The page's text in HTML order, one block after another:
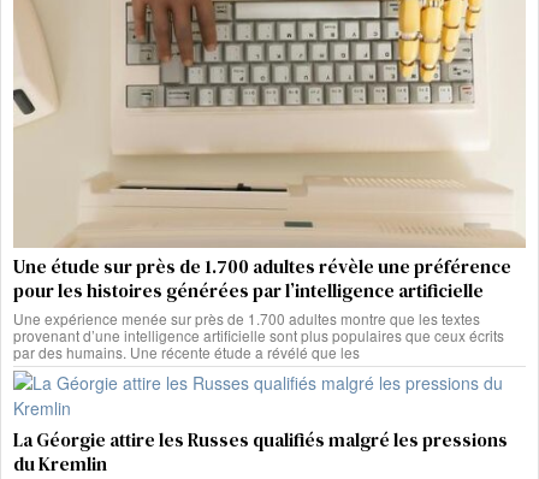
Une étude sur près de 1.700 adultes révèle une préférence
pour les histoires générées par l’intelligence artificielle
Une expérience menée sur près de 1.700 adultes montre que les textes
provenant d’une intelligence artificielle sont plus populaires que ceux écrits
par des humains. Une récente étude a révélé que les
La Géorgie attire les Russes qualifiés malgré les pressions
du Kremlin